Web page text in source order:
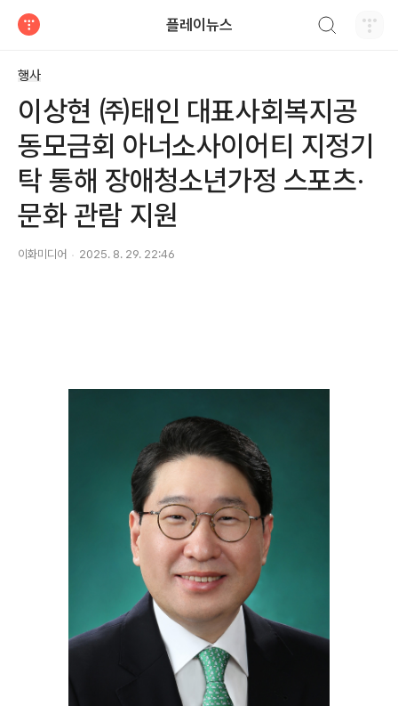
플레이뉴스
행사
이상현 ㈜태인 대표사회복지공
동모금회 아너소사이어티 지정기
탁 통해 장애청소년가정 스포츠·
문화 관람 지원
이화미디어 2025. 8. 29. 22:46